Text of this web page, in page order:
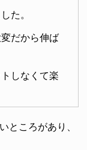
た。
だから伸ば
しなくて楽
ところがあり、